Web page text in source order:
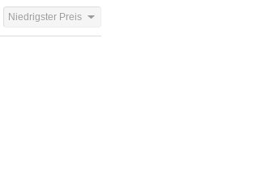
Niedrigster Preis